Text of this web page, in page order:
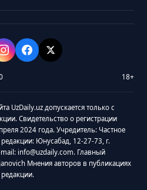
18+
UzDaily.uz допускается только с
Свидетельство о регистрации
2024 года. Учредитель: Частное
Юнусабад, 12-27-73, г.
info@uzdaily.com. Главный
Мнения авторов в публикациях